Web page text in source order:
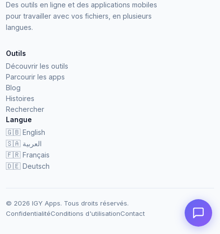
Des outils en ligne et des applications mobiles
pour travailler avec vos fichiers, en plusieurs
langues.
Outils
Découvrir les outils
Parcourir les apps
Blog
Histoires
Rechercher
Langue
🇬🇧 English
🇸🇦 العربية
🇫🇷 Français
🇩🇪 Deutsch
© 2026 IGY Apps. Tous droits réservés.
ConfidentialitéConditions d'utilisationContact